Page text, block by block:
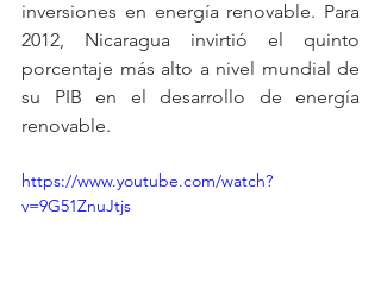
inversiones en energía renovable. Para
2012, Nicaragua invirtió el quinto
porcentaje más alto a nivel mundial de
su PIB en el desarrollo de energía
renovable.
https://www.youtube.com/watch?
v=9G51ZnuJtjs